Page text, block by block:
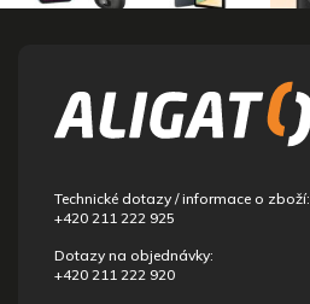
Technické dotazy / informace o zboží:
+420 211 222 925
Dotazy na objednávky:
+420 211 222 920